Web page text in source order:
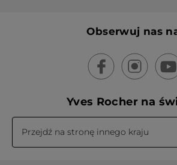
Obserwuj nas
Yves Rocher na
Przejdź na stronę innego kraju